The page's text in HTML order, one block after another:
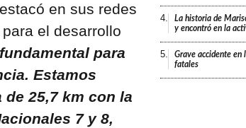
en sus redes
el desarrollo
para
Estamos
25,7 km con la
7 y 8,
4.
La historia de
y encontró en la
5.
Grave accidente
fatales